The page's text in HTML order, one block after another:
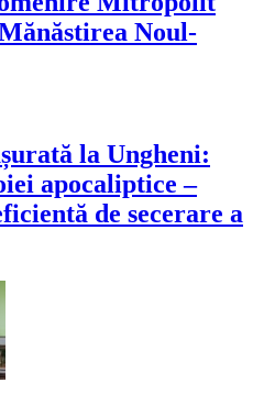
Noul-
la Ungheni:
apocaliptice –
de secerare a